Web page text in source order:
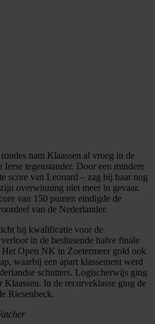
nam Klaassen al vroeg in de
tegenstander. Door een mindere
score van Leonard – zag hij haar nog
overwinning niet meer in gevaar.
van 150 punten eindigde de
van de Nederlander.
bij kwalificatie voor de
in de beslissende halve finale
Open NK in Zoetermeer gold ook
waarbij een apart klassement werd
schutters. Logischerwijs ging
Klaassen. In de recurveklasse ging de
Riesenbeck.